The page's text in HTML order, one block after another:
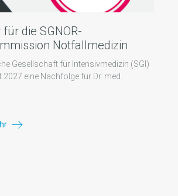
die SGNOR-
Notfallmedizin
Gesellschaft für Intensivmedizin (SGI)
eine Nachfolge für Dr. med.